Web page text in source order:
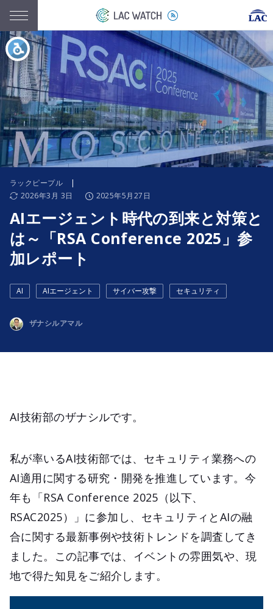
ラックピープル |
2026年3月 3日
2025年5月27日
AIエージェント時代の到来と対策と
は～「RSA Conference 2025」参
加レポート
AI AIエージェント サイバー攻撃 セキュリティ
ザナシルアマル
AI技術部のザナシルです。
私が率いるAI技術部では、セキュリティ業務への
AI適用に関する研究・開発を推進しています。今
年も「RSA Conference 2025（以下、
RSAC2025）」に参加し、セキュリティとAIの融
合に関する最新事例や技術トレンドを調査してき
ました。この記事では、イベントの雰囲気や、現
地で得た知見をご紹介します。